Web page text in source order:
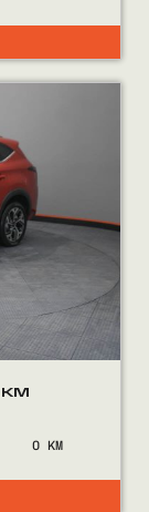
0